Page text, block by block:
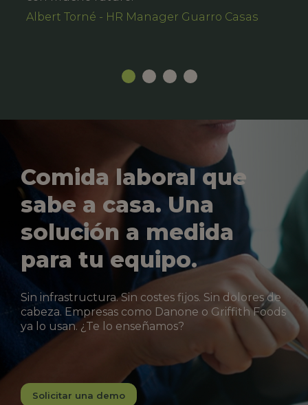
Albert Torné - HR Manager Guarro Casas
Comida laboral que
sabe a casa. Una
solución a medida
para tu equipo.
Sin infrastructura. Sin costes fijos. Sin dolores de
cabeza. Empresas como Danone o Griffith Foods
ya lo usan. ¿Te lo enseñamos?
Solicitar una demo